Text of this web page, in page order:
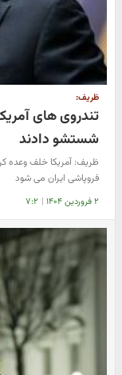
ظریف:
تندروی های
شستشو دادند
ظریف: آمریکا خلف وعده
فروپاشی ایران می شود
۲ فروردین ۱۴۰۴ | ۷:۲